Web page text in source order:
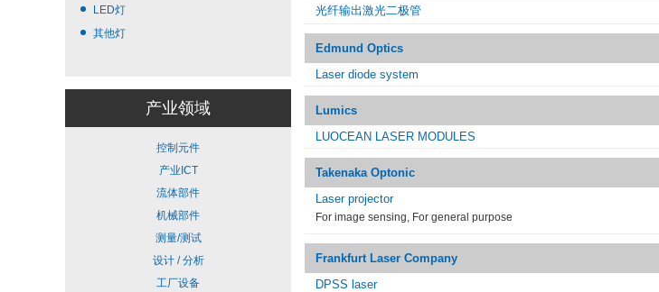
LED灯
其他灯
产业领域
控制元件
产业ICT
流体部件
机械部件
测量/测试
设计 / 分析
工厂设备
光纤输出激光二极管
Edmund Optics
Laser diode system
Lumics
LUOCEAN LASER MODULES
Takenaka Optonic
Laser projector
For image sensing, For general purpose
Frankfurt Laser Company
DPSS laser